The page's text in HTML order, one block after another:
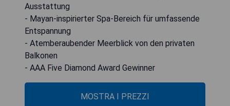
Ausstattung
- Mayan-inspirierter Spa-Bereich für umfassende
Entspannung
- Atemberaubender Meerblick von den privaten
Balkonen
- AAA Five Diamond Award Gewinner
MOSTRA I PREZZI